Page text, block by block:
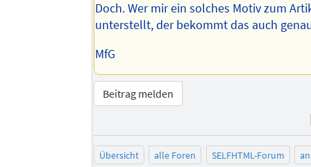
Doch. Wer mir ein solches Motiv zum
unterstellt, der bekommt das auch
MfG
Beitrag melden
Übersicht alle Foren SELFHTML-Forum